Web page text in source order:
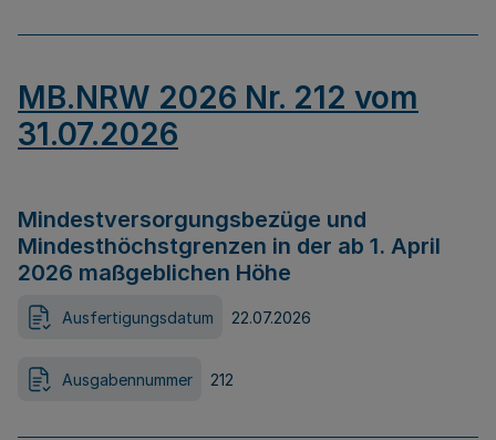
MB.NRW 2026 Nr. 212 vom
31.07.2026
Mindestversorgungsbezüge und
Mindesthöchstgrenzen in der ab 1. April
2026 maßgeblichen Höhe
Ausfertigungsdatum 22.07.2026
Ausgabennummer 212